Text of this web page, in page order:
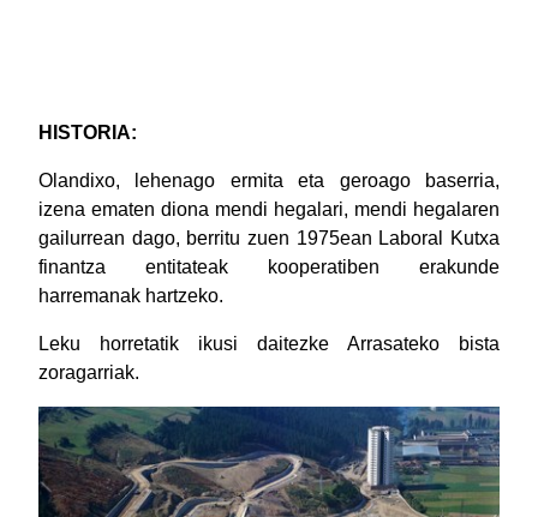
HISTORIA:
Olandixo, lehenago ermita eta geroago baserria,
izena ematen diona mendi hegalari, mendi hegalaren
gailurrean dago, berritu zuen 1975ean Laboral Kutxa
finantza entitateak kooperatiben erakunde
harremanak hartzeko.
Leku horretatik ikusi daitezke Arrasateko bista
zoragarriak.